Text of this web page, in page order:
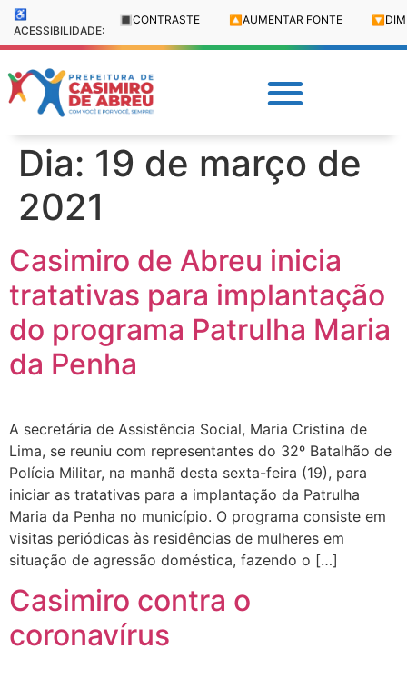
♿
ACESSIBILIDADE:
🔳 CONTRASTE 🔼 AUMENTAR FONTE 🔽
Dia: 19 de março de
2021
Casimiro de Abreu inicia
tratativas para implantação
do programa Patrulha Maria
da Penha
A secretária de Assistência Social, Maria Cristina de
Lima, se reuniu com representantes do 32º Batalhão de
Polícia Militar, na manhã desta sexta-feira (19), para
iniciar as tratativas para a implantação da Patrulha
Maria da Penha no município. O programa consiste em
visitas periódicas às residências de mulheres em
situação de agressão doméstica, fazendo o […]
Casimiro contra o
coronavírus